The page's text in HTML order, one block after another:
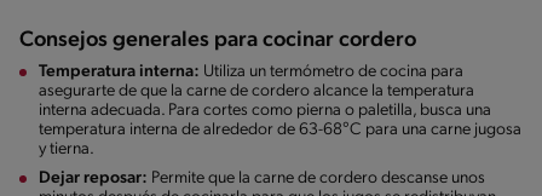
Consejos generales para cocinar cordero
Temperatura interna: Utiliza un termómetro de cocina para
asegurarte de que la carne de cordero alcance la temperatura
interna adecuada. Para cortes como pierna o paletilla, busca una
temperatura interna de alrededor de 63-68°C para una carne jugosa
y tierna.
Dejar reposar: Permite que la carne de cordero descanse unos